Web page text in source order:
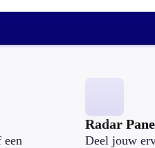
een
Radar
Deel jouw